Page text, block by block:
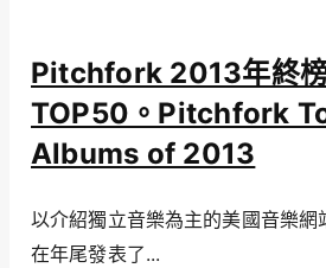
Pitchfork 2013年終
TOP50。Pitchfork
Albums of 2013
以介紹獨立音樂為主的美國音樂
在年尾發表了...